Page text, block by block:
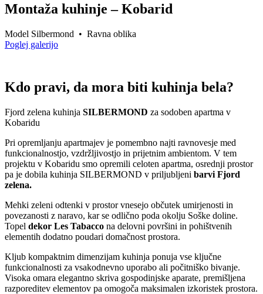
Montaža kuhinje – Kobarid
Model Silbermond • Ravna oblika
Poglej galerijo
Kdo pravi, da mora biti kuhinja bela?
Fjord zelena kuhinja SILBERMOND za sodoben apartma v
Kobaridu
Pri opremljanju apartmajev je pomembno najti ravnovesje med
funkcionalnostjo, vzdržljivostjo in prijetnim ambientom. V tem
projektu v Kobaridu smo opremili celoten apartma, osrednji prostor
pa je dobila kuhinja SILBERMOND v priljubljeni barvi Fjord
zelena.
Mehki zeleni odtenki v prostor vnesejo občutek umirjenosti in
povezanosti z naravo, kar se odlično poda okolju Soške doline.
Topel dekor Les Tabacco na delovni površini in pohištvenih
elementih dodatno poudari domačnost prostora.
Kljub kompaktnim dimenzijam kuhinja ponuja vse ključne
funkcionalnosti za vsakodnevno uporabo ali počitniško bivanje.
Visoka omara elegantno skriva gospodinjske aparate, premišljena
razporeditev elementov pa omogoča maksimalen izkoristek prostora.